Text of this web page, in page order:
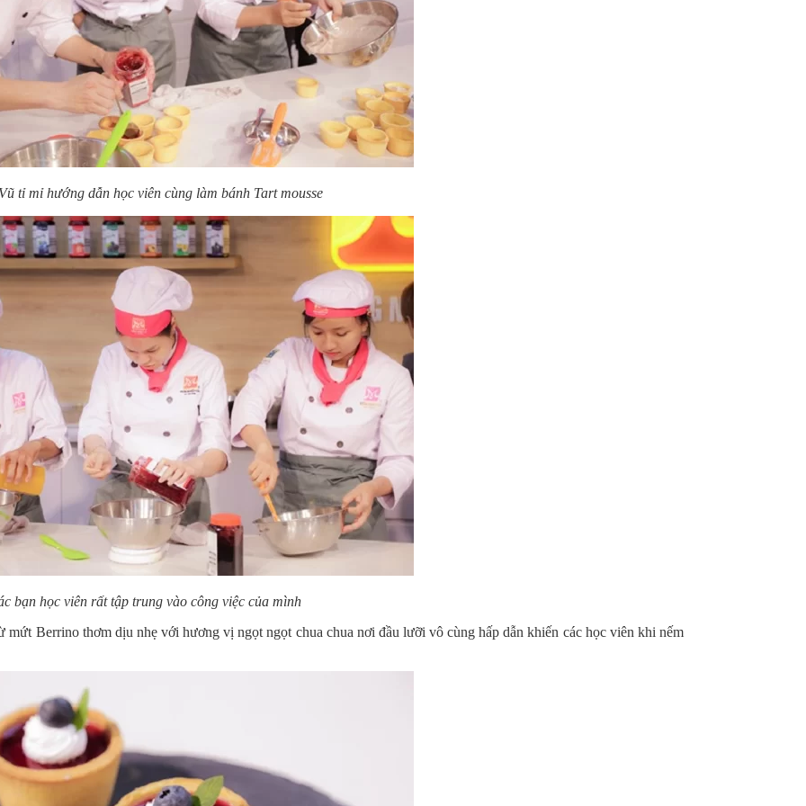
tỉ mỉ hướng dẫn học viên cùng làm bánh Tart mousse
bạn học viên rất tập trung vào công việc của mình
Berrino thơm dịu nhẹ với hương vị ngọt ngọt chua chua nơi đầu lưỡi vô cùng hấp dẫn khiến các học viên khi nếm